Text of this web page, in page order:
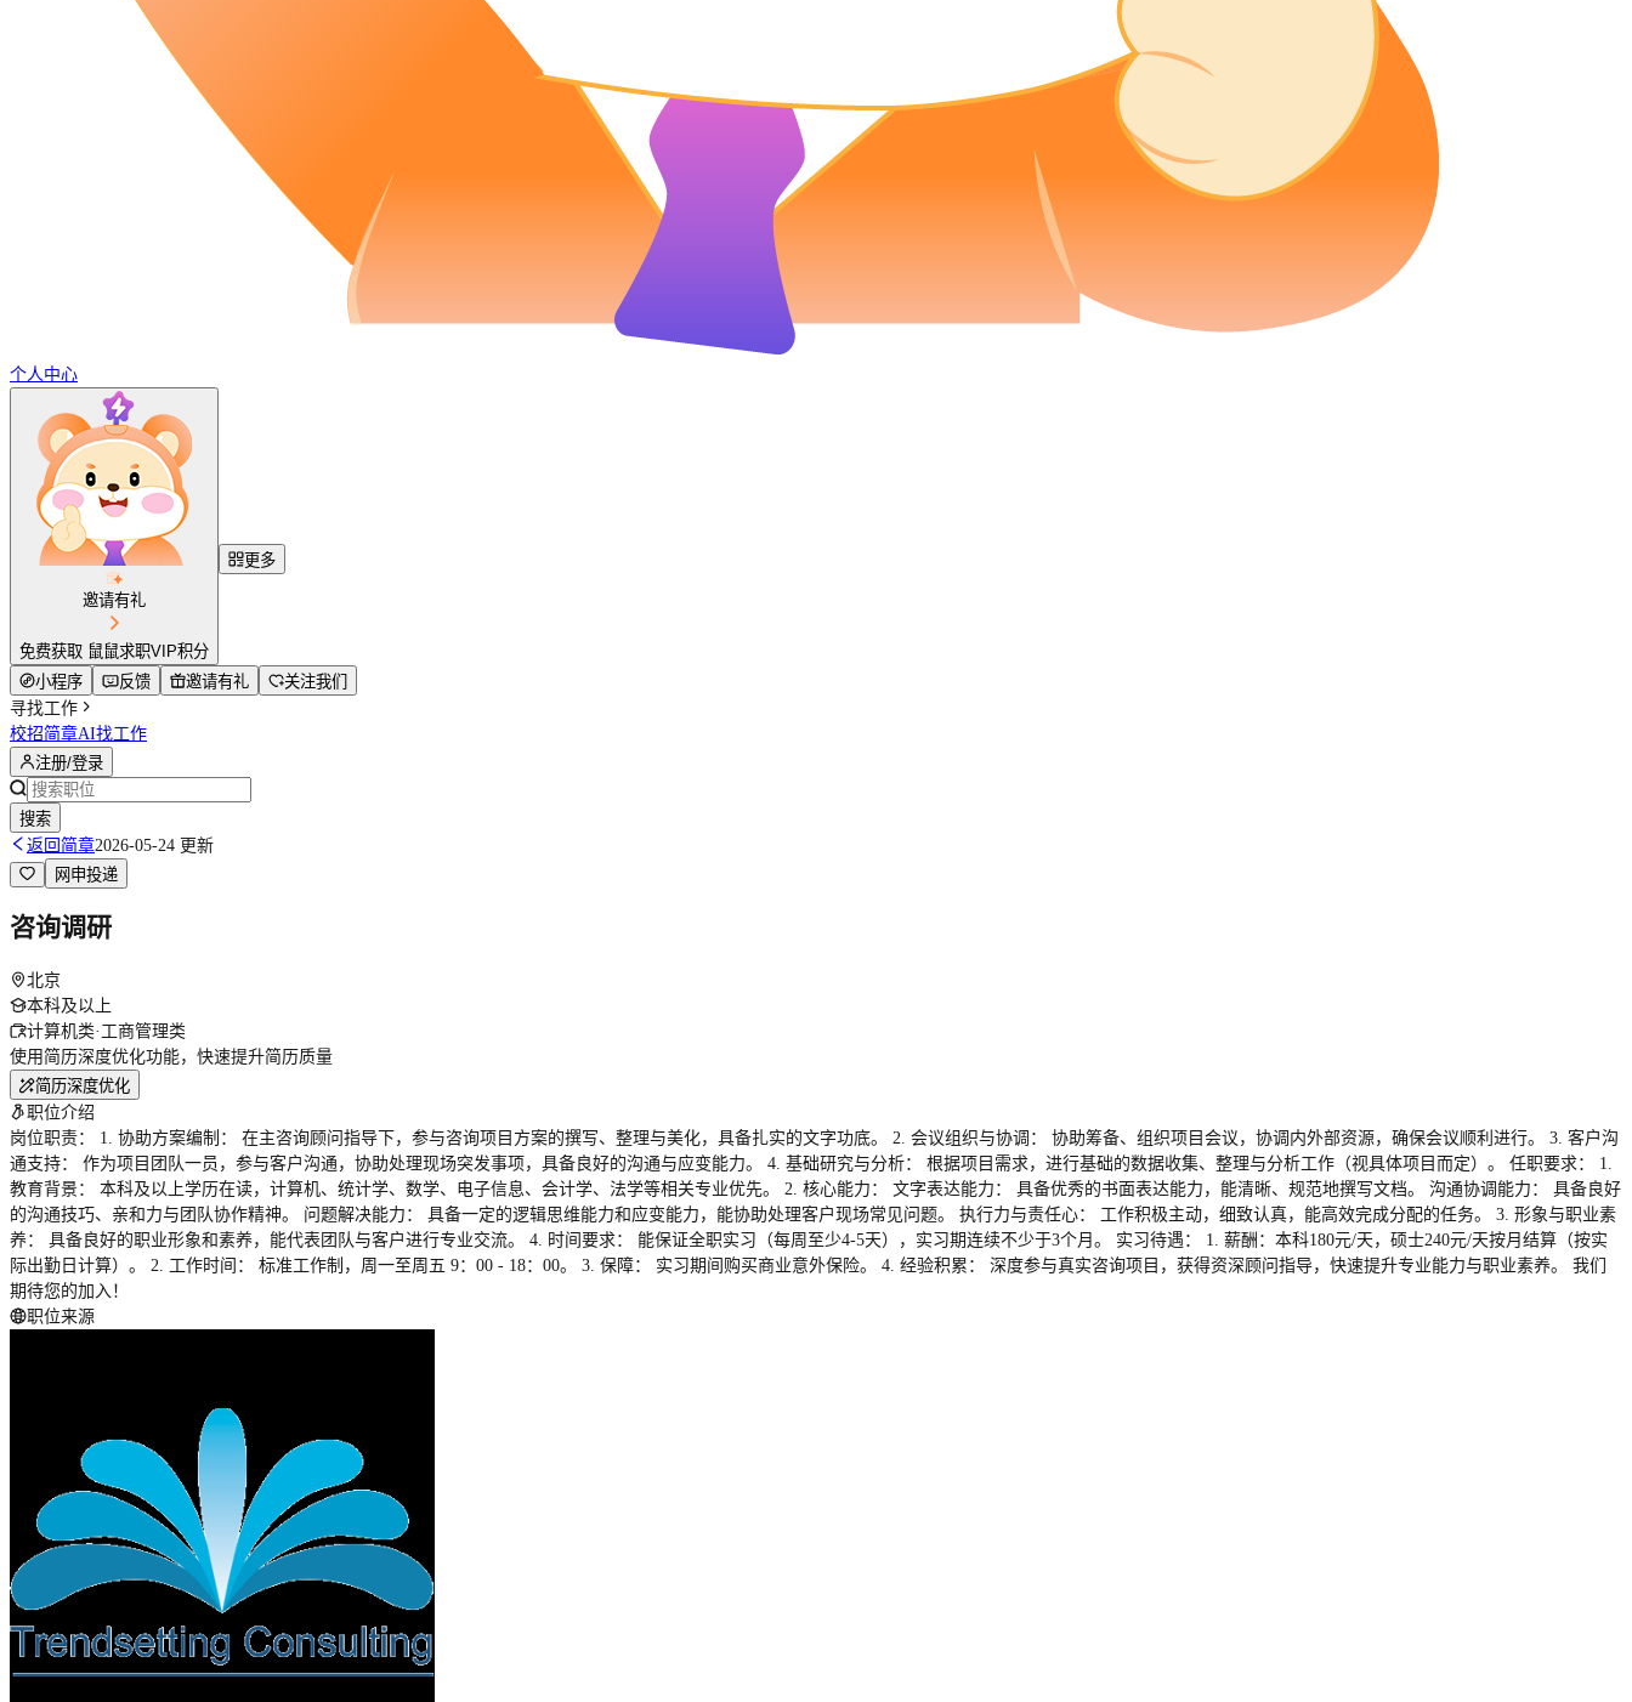
个人中心
邀请有礼
免费获取 鼠鼠求职VIP积分
更多
小程序 反馈 邀请有礼
关注我们
寻找工作
校招简章AI找工作
注册/登录
搜索
返回简章2026-05-24 更新
网申投递
咨询调研
北京
本科及以上
计算机类·工商管理类
使用简历深度优化功能，快速提升简历质量
简历深度优化
职位介绍
岗位职责： 1. 协助方案编制： 在主咨询顾问指导下，参与咨询项目方案的撰写、整理与美化，具备扎实的文字功底。 2. 会议组织与协调： 协助筹备、组织项目会议，协调内外部资源，确保会议顺利进行。 3. 客户沟
通支持： 作为项目团队一员，参与客户沟通，协助处理现场突发事项，具备良好的沟通与应变能力。 4. 基础研究与分析： 根据项目需求，进行基础的数据收集、整理与分析工作（视具体项目而定）。 任职要求： 1.
教育背景： 本科及以上学历在读，计算机、统计学、数学、电子信息、会计学、法学等相关专业优先。 2. 核心能力： 文字表达能力： 具备优秀的书面表达能力，能清晰、规范地撰写文档。 沟通协调能力： 具备良好
的沟通技巧、亲和力与团队协作精神。 问题解决能力： 具备一定的逻辑思维能力和应变能力，能协助处理客户现场常见问题。 执行力与责任心： 工作积极主动，细致认真，能高效完成分配的任务。 3. 形象与职业素
养： 具备良好的职业形象和素养，能代表团队与客户进行专业交流。 4. 时间要求： 能保证全职实习（每周至少4-5天），实习期连续不少于3个月。 实习待遇： 1. 薪酬：本科180元/天，硕士240元/天按月结算（按实
际出勤日计算）。 2. 工作时间： 标准工作制，周一至周五 9：00 - 18：00。 3. 保障： 实习期间购买商业意外保险。 4. 经验积累： 深度参与真实咨询项目，获得资深顾问指导，快速提升专业能力与职业素养。 我们
期待您的加入！
职位来源